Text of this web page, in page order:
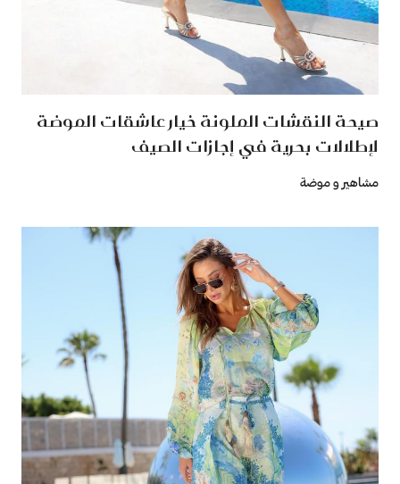
صيحة النقشات الملونة خيار عاشقات الموضة
لإطلالات بحرية في إجازات الصيف
مشاهير و موضة